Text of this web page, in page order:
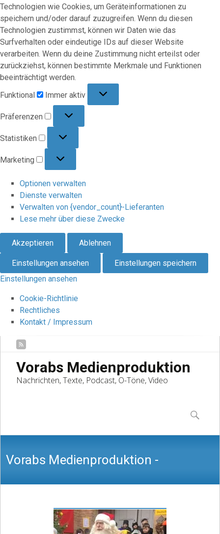
Technologien wie Cookies, um Geräteinformationen zu
speichern und/oder darauf zuzugreifen. Wenn du diesen
Technologien zustimmst, können wir Daten wie das
Surfverhalten oder eindeutige IDs auf dieser Website
verarbeiten. Wenn du deine Zustimmung nicht erteilst oder
zurückziehst, können bestimmte Merkmale und Funktionen
beeinträchtigt werden.
Funktional
Immer aktiv
Präferenzen
Statistiken
Marketing
Optionen verwalten
Dienste verwalten
Verwalten von {vendor_count}-Lieferanten
Lese mehr über diese Zwecke
Akzeptieren Ablehnen
Einstellungen ansehen
Einstellungen speichern
Einstellungen ansehen
Cookie-Richtlinie
Rechtliches
Kontakt / Impressum
Vorabs Medienproduktion
Nachrichten, Texte, Podcast, O-Töne, Video
content
Suchen
nach:
Vorabs Medienproduktion -
Nachrichten, Texte, Podcast, O-Töne,